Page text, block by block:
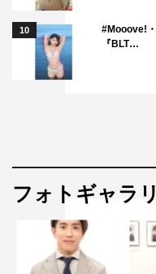
10
#Mooove!
『BLT…
フォトギャラ